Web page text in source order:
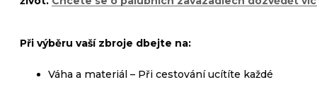
Při výběru vaší zbroje dbejte na:
Váha a materiál – Při cestování ucítíte každé